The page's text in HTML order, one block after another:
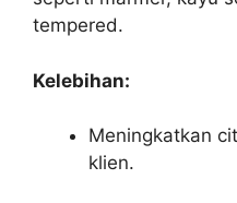
tempered.
Kelebihan:
Meningkatkan
klien.